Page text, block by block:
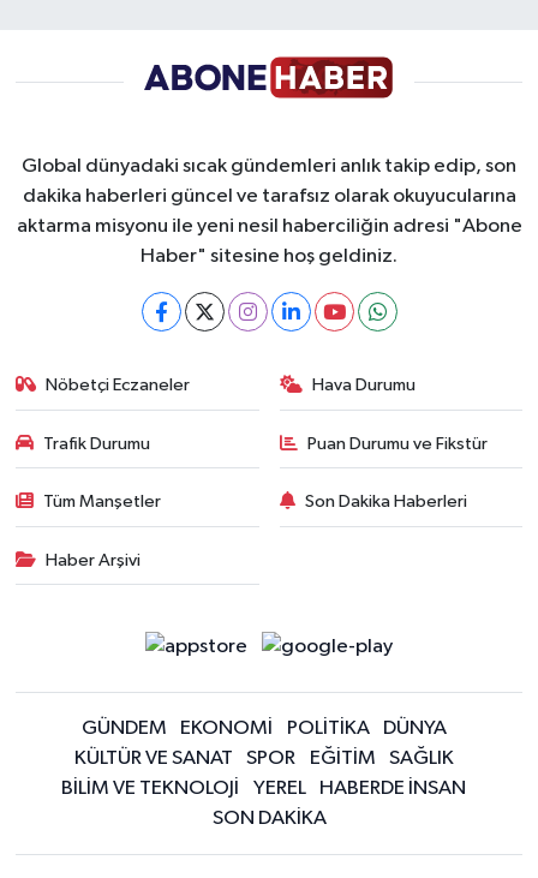
Global dünyadaki sıcak gündemleri anlık takip edip, son
dakika haberleri güncel ve tarafsız olarak okuyucularına
aktarma misyonu ile yeni nesil haberciliğin adresi "Abone
Haber" sitesine hoş geldiniz.
Nöbetçi Eczaneler Hava Durumu
Trafik Durumu Puan Durumu ve Fikstür
Tüm Manşetler Son Dakika Haberleri
Haber Arşivi
GÜNDEM EKONOMİ POLİTİKA
DÜNYA
KÜLTÜR VE SANAT
SPOR EĞİTİM
SAĞLIK
BİLİM VE TEKNOLOJİ
YEREL
HABERDE İNSAN
SON DAKİKA